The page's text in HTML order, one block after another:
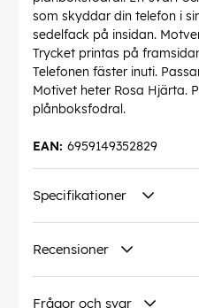
som skyddar din telefon i
sedelfack på insidan.
Trycket printas på
Telefonen fäster inuti.
Motivet heter Rosa Hjärta.
plånboksfodral.
6959149352829
EAN:
Specifikationer
Recensioner
Frågor och svar